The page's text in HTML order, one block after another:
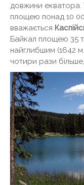
довжини екватора.
площею понад 10
вважається
Байкал площею 35
найглибшим (1642
чотири рази більше,